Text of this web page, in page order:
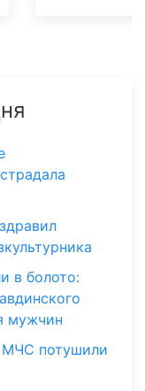
в болото:
мужчин
МЧС потушили